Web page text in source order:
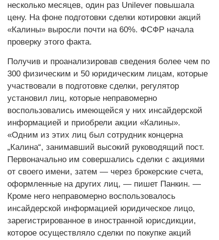
несколько месяцев, один раз Unilever повышала
цену. На фоне подготовки сделки котировки акций
«Калины» выросли почти на 60%. ФСФР начала
проверку этого факта.
Получив и проанализировав сведения более чем по
300 физическим и 50 юридическим лицам, которые
участвовали в подготовке сделки, регулятор
установил лиц, которые неправомерно
воспользовались имеющейся у них инсайдерской
информацией и приобрели акции «Калины».
«Одним из этих лиц был сотрудник концерна
„Калина“, занимавший высокий руководящий пост.
Первоначально им совершались сделки с акциями
от своего имени, затем — через брокерские счета,
оформленные на других лиц, — пишет Панкин. —
Кроме него неправомерно воспользовалось
инсайдерской информацией юридическое лицо,
зарегистрированное в иностранной юрисдикции,
которое осуществляло сделки по покупке акций